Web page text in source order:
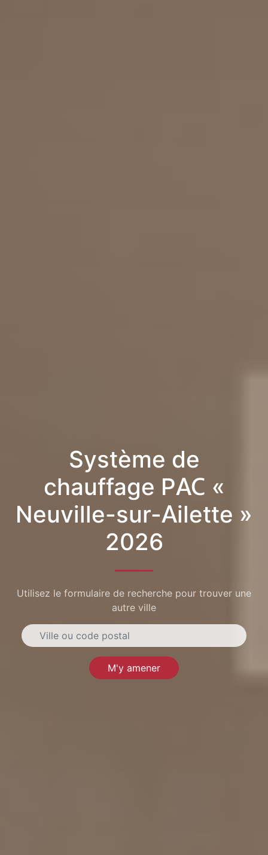
Système de
chauffage PAC «
Neuville-sur-Ailette »
2026
Utilisez le formulaire de recherche pour trouver une
autre ville
M'y amener